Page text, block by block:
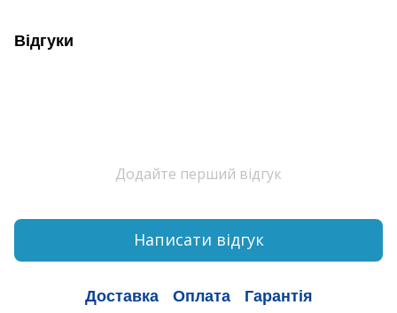
Відгуки
Додайте перший відгук
Написати відгук
Доставка Оплата Гарантія